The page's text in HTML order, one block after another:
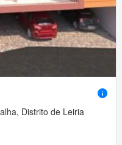
Distrito de Leiria